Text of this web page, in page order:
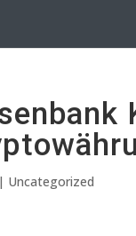
| Uncategorized